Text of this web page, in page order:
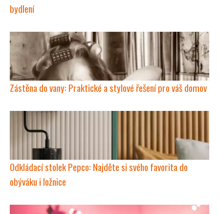
bydlení
Zástěna do vany: Praktické a stylové řešení pro váš domov
Odkládací stolek Pepco: Najděte si svého favorita do
obýváku i ložnice